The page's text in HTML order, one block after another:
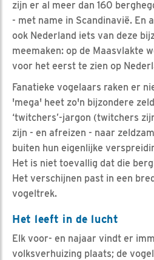
zijn er al meer dan 160
- met name in Scandinavië. En
ook Nederland iets van deze
meemaken: op de Maasvlakte
voor het eerst te zien op
Fanatieke vogelaars raken er
'mega' heet zo'n bijzondere
‘twitchers’-jargon (twitchers
zijn - en afreizen - naar
buiten hun eigenlijke
Het is niet toevallig dat die
Het verschijnen past in een
vogeltrek.
Het leeft in de lucht
Elk voor- en najaar vindt er
volksverhuizing plaats; de